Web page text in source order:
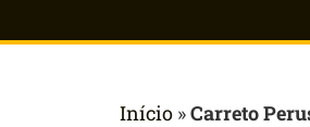
Início »Carreto